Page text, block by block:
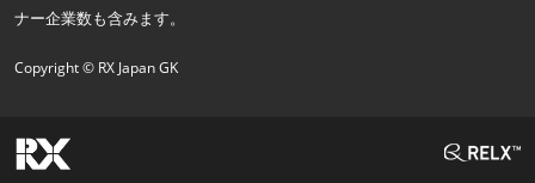
ナー企業数も含みます。
Copyright © RX Japan GK